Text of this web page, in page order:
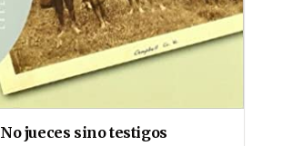
No jueces sino testigos